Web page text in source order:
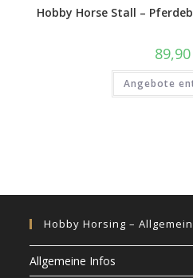
Hobby Horse Stall –
89,90
Angebote
Hobby Horsing –
Allgemeine Infos